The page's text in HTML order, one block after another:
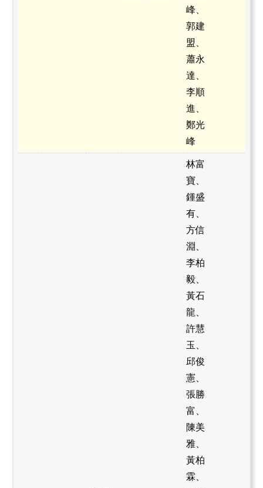
峰、
郭建
盟、
蕭永
達、
李順
進、
鄭光
峰
林富
寶、
鍾盛
有、
方信
淵、
李柏
毅、
黃石
龍、
許慧
玉、
邱俊
憲、
張勝
富、
陳美
雅、
黃柏
霖、